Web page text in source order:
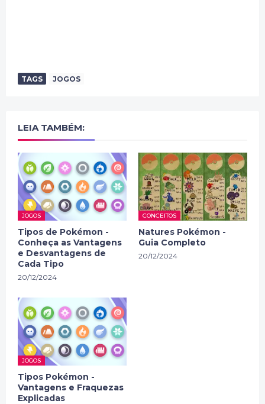
TAGS JOGOS
LEIA TAMBÉM:
JOGOS
Tipos de Pokémon -
Conheça as Vantagens
e Desvantagens de
Cada Tipo
20/12/2024
CONCEITOS
Natures Pokémon -
Guia Completo
20/12/2024
JOGOS
Tipos Pokémon -
Vantagens e Fraquezas
Explicadas